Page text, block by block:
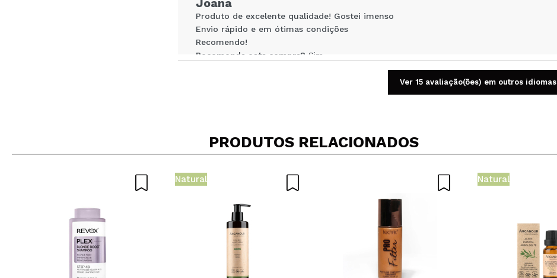
Produto de excelente qualidade! Gostei imenso
Envio rápido e em ótimas condições
Recomendo!
Recomenda esta compra? Sim
Ver 15 avaliação(ões) em outros idiomas
PRODUTOS RELACIONADOS
Natural Natural